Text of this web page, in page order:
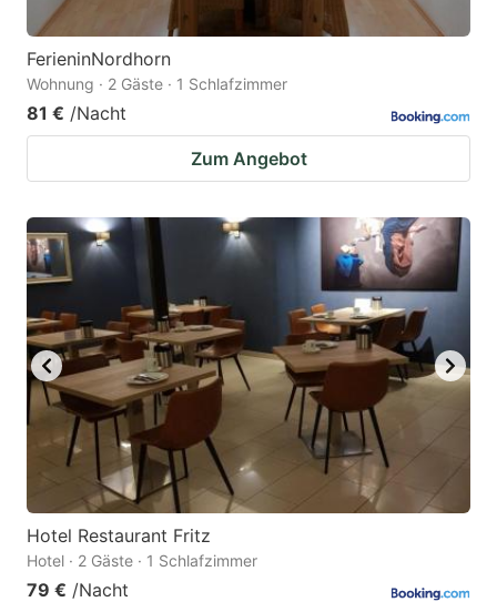
FerieninNordhorn
Wohnung · 2 Gäste · 1 Schlafzimmer
81 € /Nacht
Zum Angebot
Hotel Restaurant Fritz
Hotel · 2 Gäste · 1 Schlafzimmer
79 € /Nacht